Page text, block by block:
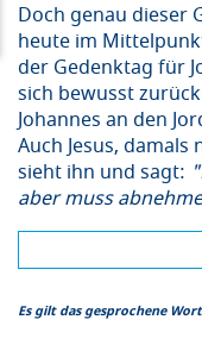
Doch genau dieser
heute im
der Gedenktag für
sich bewusst
Johannes an den
Auch Jesus,
sieht ihn und sagt:
aber muss
Es gilt das gesprochene